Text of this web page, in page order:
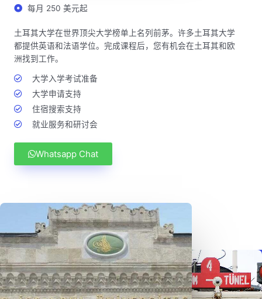
每月 250 美元起
土耳其大学在世界顶尖大学榜单上名列前茅。许多土耳其大学
都提供英语和法语学位。完成课程后，您有机会在土耳其和欧
洲找到工作。
大学入学考试准备
大学申请支持
住宿搜索支持
就业服务和研讨会
Whatsapp Chat